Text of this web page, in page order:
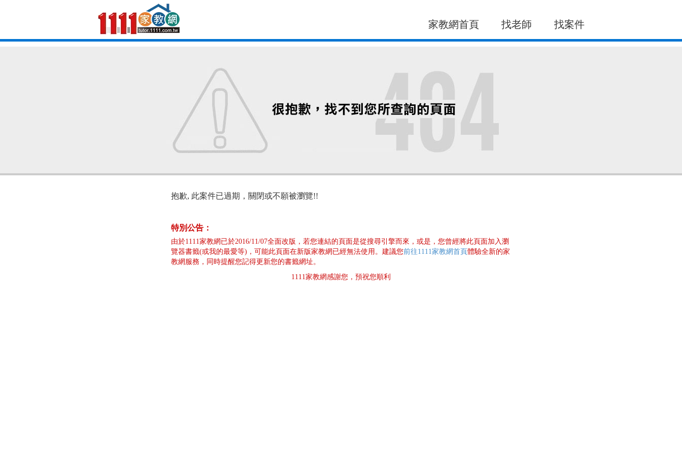
家教網首頁 找老師 找案件
抱歉, 此案件已過期，關閉或不願被瀏覽!!
特別公告：
由於1111家教網已於2016/11/07全面改版，若您連結的頁面是從搜尋引擎而來，或是，您曾經將此頁面加入瀏
覽器書籤(或我的最愛等)，可能此頁面在新版家教網已經無法使用。建議您前往1111家教網首頁體驗全新的家
教網服務，同時提醒您記得更新您的書籤網址。
1111家教網感謝您，預祝您順利